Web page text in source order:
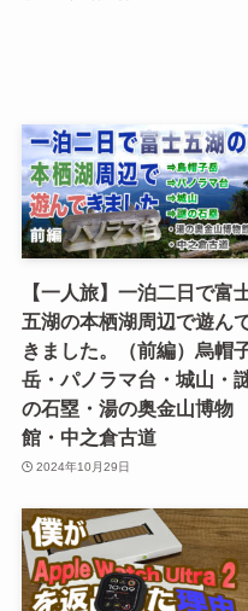
【一人旅】一泊二日で富
五湖の本栖湖周辺で遊ん
きました。（前編）烏帽
岳・パノラマ台・城山・
の石塁・湯の奥金山博物
館・中之倉古道
2024年10月29日